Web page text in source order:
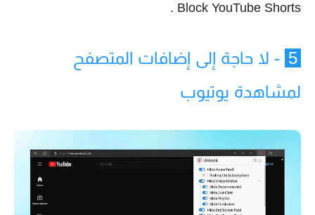
Block YouTube Shorts .
5 - لا حاجة إلى إضافات المتصفح
لمشاهدة يوتيوب